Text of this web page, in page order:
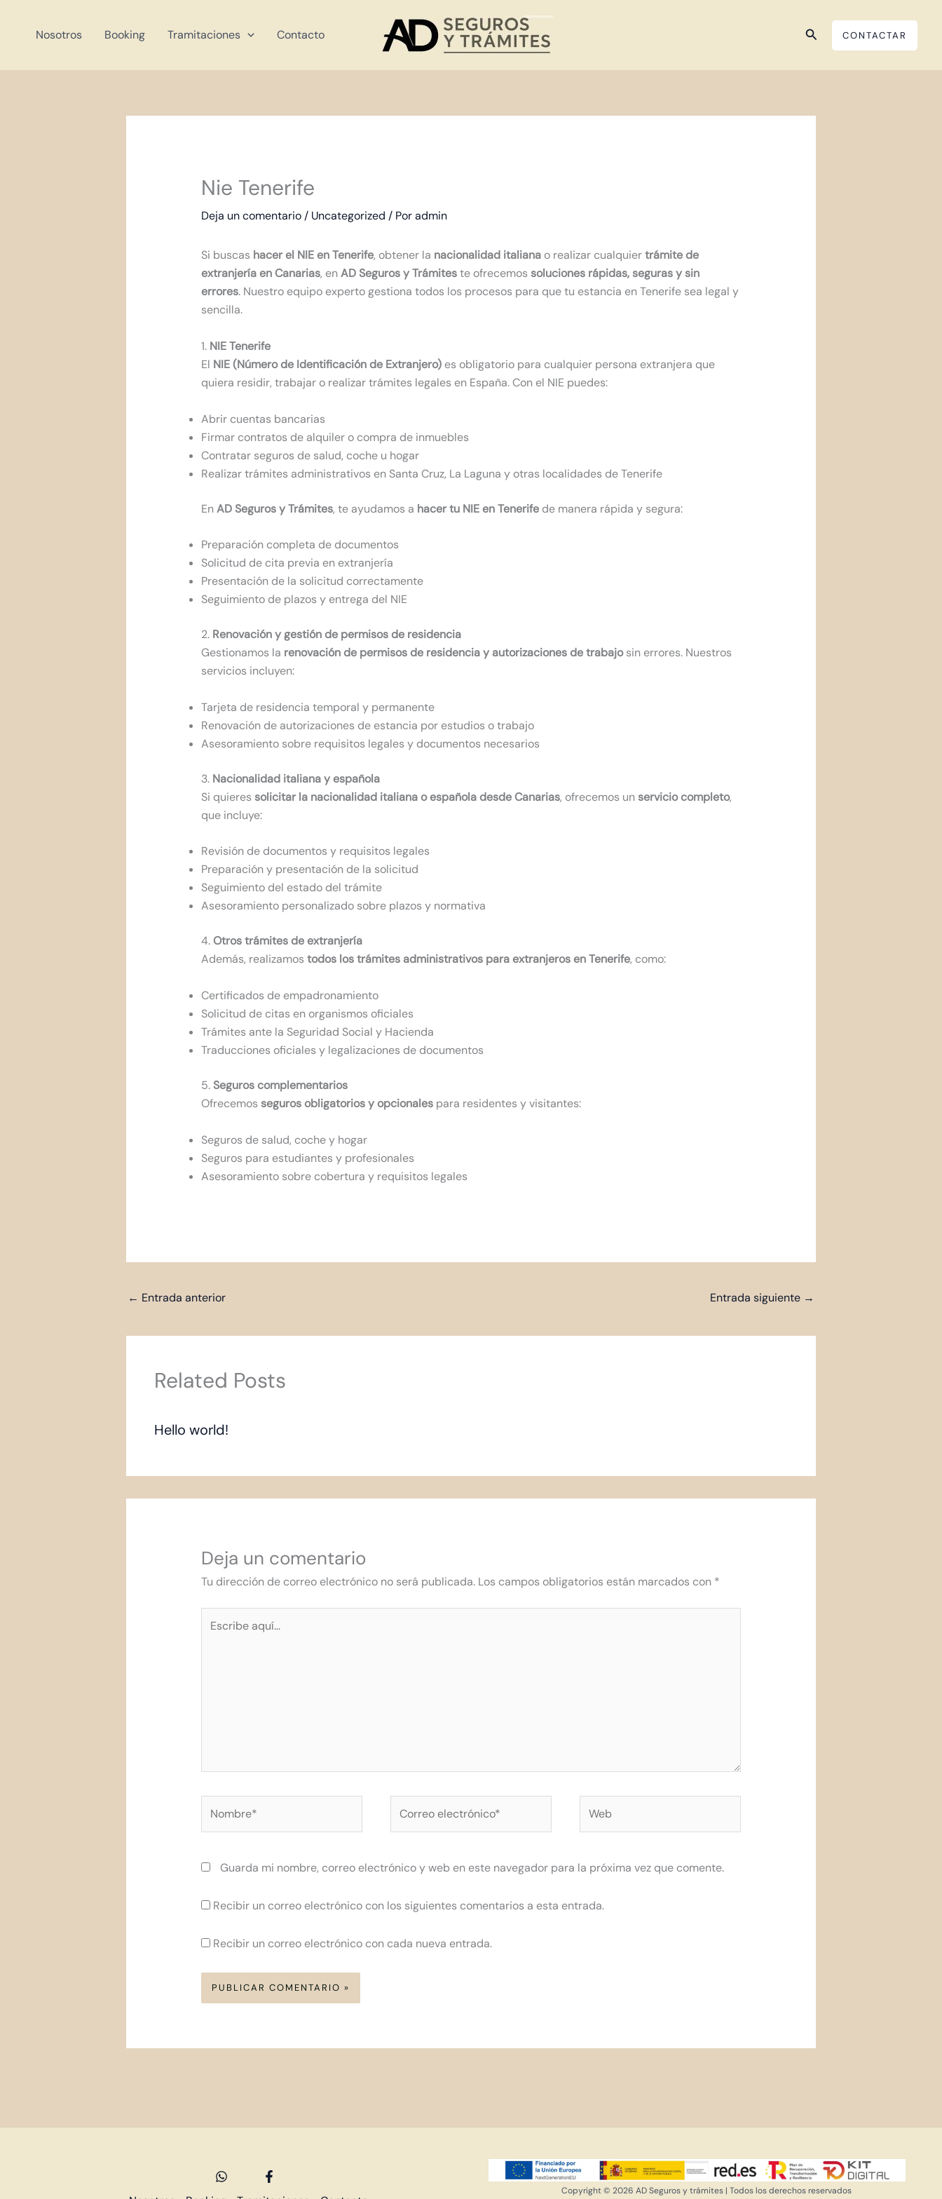
Nosotros Booking Tramitaciones Contacto BuscarCONTACTAR
Nie Tenerife
Deja un comentario / Uncategorized / Poradmin
Si buscas hacer el NIE en Tenerife, obtener la nacionalidad italianao realizar cualquiertrámite de
extranjería en Canarias, enAD Seguros y Trámiteste ofrecemos soluciones rápidas, seguras y sin
errores. Nuestro equipo experto gestiona todos los procesos para que tu estancia en Tenerife sea legal y
sencilla.
1. NIE Tenerife
El NIE (Número de Identificación de Extranjero)es obligatorio para cualquier persona extranjera que
quiera residir, trabajar o realizar trámites legales en España. Con el NIE puedes:
Abrir cuentas bancarias
Firmar contratos de alquiler o compra de inmuebles
Contratar seguros de salud, coche u hogar
Realizar trámites administrativos en Santa Cruz, La Laguna y otras localidades de Tenerife
EnAD Seguros y Trámites, te ayudamos a hacer tu NIE en Tenerifede manera rápida y segura:
Preparación completa de documentos
Solicitud de cita previa en extranjería
Presentación de la solicitud correctamente
Seguimiento de plazos y entrega del NIE
2. Renovación y gestión de permisos de residencia
Gestionamos la renovación de permisos de residencia y autorizaciones de trabajosin errores. Nuestros
servicios incluyen:
Tarjeta de residencia temporal y permanente
Renovación de autorizaciones de estancia por estudios o trabajo
Asesoramiento sobre requisitos legales y documentos necesarios
3. Nacionalidad italiana y española
Si quieres solicitar la nacionalidad italiana o española desde Canarias, ofrecemos unservicio completo,
que incluye:
Revisión de documentos y requisitos legales
Preparación y presentación de la solicitud
Seguimiento del estado del trámite
Asesoramiento personalizado sobre plazos y normativa
4.Otros trámites de extranjería
Además, realizamos todos los trámites administrativos para extranjeros en Tenerife, como:
Certificados de empadronamiento
Solicitud de citas en organismos oficiales
Trámites ante la Seguridad Social y Hacienda
Traducciones oficiales y legalizaciones de documentos
5.Seguros complementarios
Ofrecemos seguros obligatorios y opcionalespara residentes y visitantes:
Seguros de salud, coche y hogar
Seguros para estudiantes y profesionales
Asesoramiento sobre cobertura y requisitos legales
← Entrada anterior Entrada siguiente →
Related Posts
Hello world!
Deja un comentario
Tu dirección de correo electrónico no será publicada. Los campos obligatorios están marcados con *
aquí...
electrónico*
Guarda mi nombre, correo electrónico y web en este navegador para la próxima vez que comente.
Recibir un correo electrónico con los siguientes comentarios a esta entrada.
Recibir un correo electrónico con cada nueva entrada.
Copyright © 2026 AD Seguros y trámites | Todos los derechos reservados